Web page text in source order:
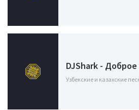
DJShark -
Узбекские и казахские